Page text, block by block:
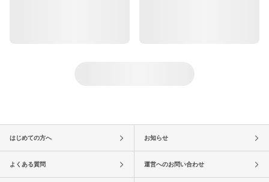
はじめての方へ お知らせ
よくある質問 運営へのお問い合わせ